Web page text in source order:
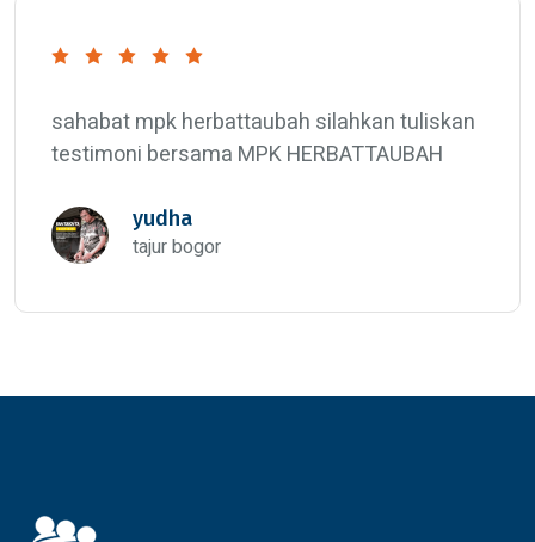
sahabat mpk herbattaubah silahkan tuliskan
testimoni bersama MPK HERBATTAUBAH
yudha
tajur bogor